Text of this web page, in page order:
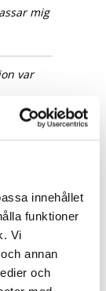
innehållet
funktioner
Vi
annan
och
mig
var
så
2026
.
var